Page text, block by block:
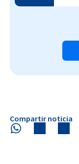
Compartir noticia